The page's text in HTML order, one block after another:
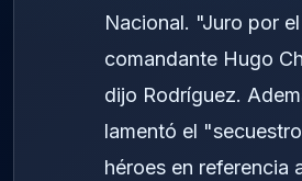
Nacional. "Juro por el
comandante Hugo
dijo Rodríguez.
lamentó el
héroes en referencia